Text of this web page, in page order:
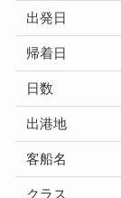
出発日
帰着日
日数
出港地
客船名
クラス